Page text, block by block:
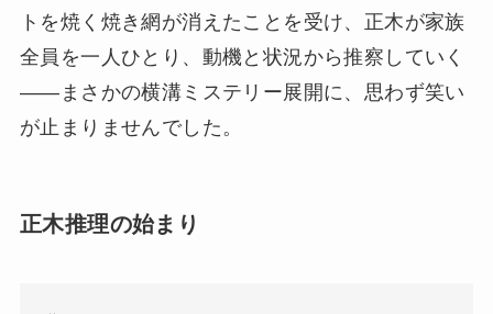
トを焼く焼き網が消えたことを受け、正木が家族
全員を一人ひとり、動機と状況から推察していく
——まさかの横溝ミステリー展開に、思わず笑い
が止まりませんでした。
正木推理の始まり